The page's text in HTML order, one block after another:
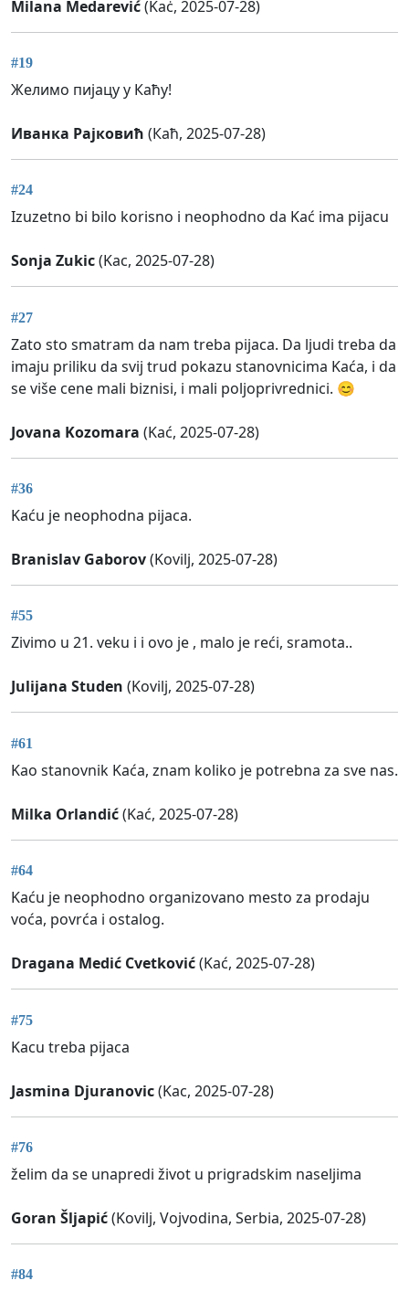
Milana Medarević(Kaċ, 2025-07-28)
#19
Желимо пијацу у Каћу!
Иванка Рајковић (Каћ, 2025-07-28)
#24
Izuzetno bi bilo korisno i neophodno da Kać ima pijacu
Sonja Zukic(Kac, 2025-07-28)
#27
Zato sto smatram da nam treba pijaca. Da ljudi treba da
imaju priliku da svij trud pokazu stanovnicima Kaća, i da
se više cene mali biznisi, i mali poljoprivrednici. 😊
Jovana Kozomara (Kać, 2025-07-28)
#36
Kaću je neophodna pijaca.
Branislav Gaborov(Kovilj, 2025-07-28)
#55
Zivimo u 21. veku i i ovo je , malo je reći, sramota..
Julijana Studen (Kovilj, 2025-07-28)
#61
Kao stanovnik Kaća, znam koliko je potrebna za sve nas.
Milka Orlandić(Kać, 2025-07-28)
#64
Kaću je neophodno organizovano mesto za prodaju
voća, povrća i ostalog.
Dragana Medić Cvetković(Kać, 2025-07-28)
#75
Kacu treba pijaca
Jasmina Djuranovic(Kac, 2025-07-28)
#76
želim da se unapredi život u prigradskim naseljima
Goran Šljapić(Kovilj, Vojvodina, Serbia, 2025-07-28)
#84